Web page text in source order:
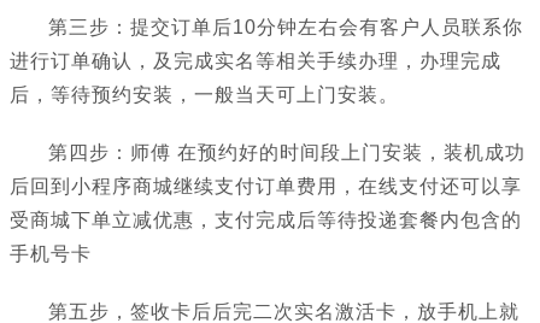
第三步：提交订单后10分钟左右会有客户人员联系你
进行订单确认，及完成实名等相关手续办理，办理完成
后，等待预约安装，一般当天可上门安装。
第四步：师傅 在预约好的时间段上门安装，装机成功
后回到小程序商城继续支付订单费用，在线支付还可以享
受商城下单立减优惠，支付完成后等待投递套餐内包含的
手机号卡
第五步，签收卡后后完二次实名激活卡，放手机上就